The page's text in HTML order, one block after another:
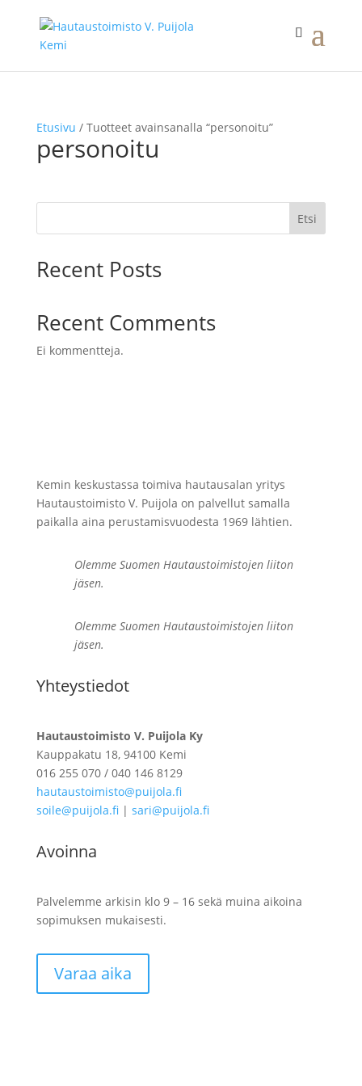
Etusivu / Tuotteet avainsanalla “personoitu”
personoitu
Etsi
Recent Posts
Recent Comments
Ei kommentteja.
Kemin keskustassa toimiva hautausalan yritys
Hautaustoimisto V. Puijola on palvellut samalla
paikalla aina perustamisvuodesta 1969 lähtien.
Olemme Suomen Hautaustoimistojen liiton
jäsen.
Olemme Suomen Hautaustoimistojen liiton
jäsen.
Yhteystiedot
Hautaustoimisto V. Puijola Ky
Kauppakatu 18, 94100 Kemi
016 255 070 / 040 146 8129
hautaustoimisto@puijola.fi
soile@puijola.fi | sari@puijola.fi
Avoinna
Palvelemme arkisin klo 9 – 16 sekä muina aikoina
sopimuksen mukaisesti.
Varaa aika